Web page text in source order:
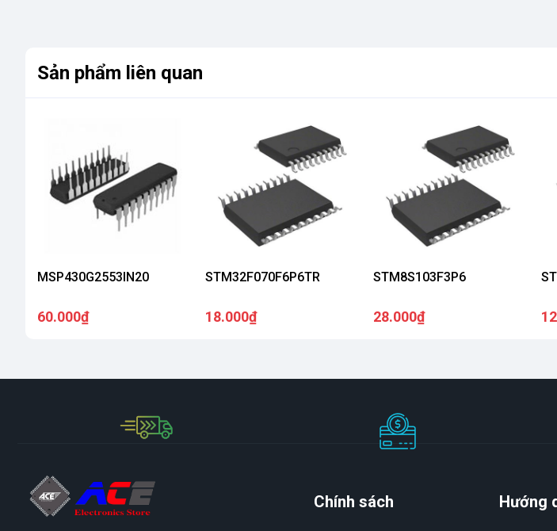
Sản phẩm liên quan
MSP430G2553IN20
60.000₫
STM32F070F6P6TR
18.000₫
STM8S103F3P6
28.000₫
Chính sách Hướng